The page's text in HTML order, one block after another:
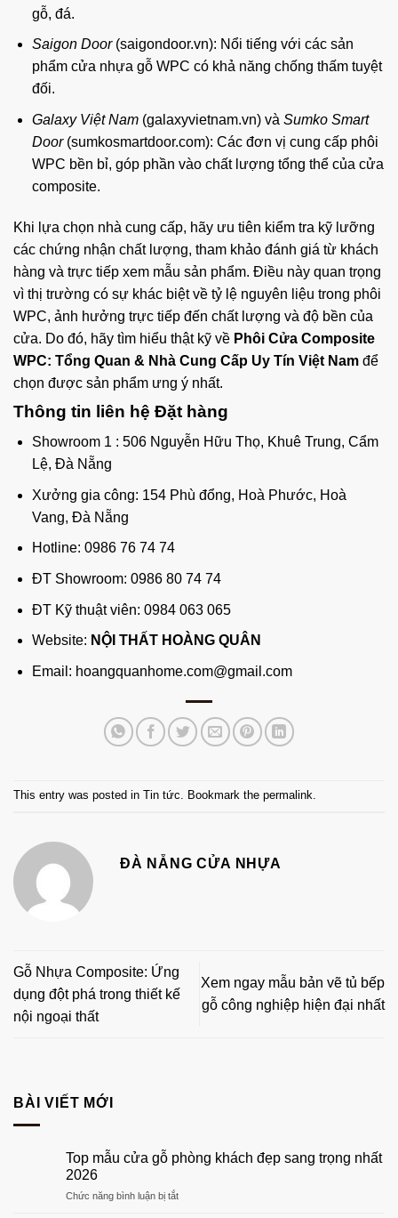
gỗ, đá.
Saigon Door(saigondoor.vn): Nổi tiếng với các sản
phẩm cửa nhựa gỗ WPC có khả năng chống thấm tuyệt
đối.
Galaxy Việt Nam(galaxyvietnam.vn) và Sumko Smart
Door(sumkosmartdoor.com): Các đơn vị cung cấp phôi
WPC bền bỉ, góp phần vào chất lượng tổng thể của cửa
composite.
Khi lựa chọn nhà cung cấp, hãy ưu tiên kiểm tra kỹ lưỡng
các chứng nhận chất lượng, tham khảo đánh giá từ khách
hàng và trực tiếp xem mẫu sản phẩm. Điều này quan trọng
vì thị trường có sự khác biệt về tỷ lệ nguyên liệu trong phôi
WPC, ảnh hưởng trực tiếp đến chất lượng và độ bền của
cửa. Do đó, hãy tìm hiểu thật kỹ về Phôi Cửa Composite
WPC: Tổng Quan & Nhà Cung Cấp Uy Tín Việt Nam để
chọn được sản phẩm ưng ý nhất.
Thông tin liên hệ Đặt hàng
Showroom 1 : 506 Nguyễn Hữu Thọ, Khuê Trung, Cẩm
Lệ, Đà Nẵng
Xưởng gia công: 154 Phù đổng, Hoà Phước, Hoà
Vang, Đà Nẵng
Hotline: 0986 76 74 74
ĐT Showroom: 0986 80 74 74
ĐT Kỹ thuật viên: 0984 063 065
Website: NỘI THẤT HOÀNG QUÂN
Email: hoangquanhome.com@gmail.com
This entry was posted in Tin tức. Bookmark the permalink.
ĐÀ NẴNG CỬA NHỰA
Gỗ Nhựa Composite: Ứng
dụng đột phá trong thiết kế
nội ngoại thất
Xem ngay mẫu bản vẽ tủ bếp
gỗ công nghiệp hiện đại nhất
BÀI VIẾT MỚI
Top mẫu cửa gỗ phòng khách đẹp sang trọng nhất
2026
Chức năng bình luận bị tắtở